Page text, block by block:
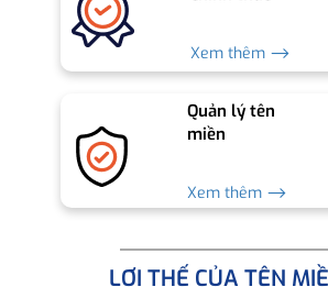
Xem thêm ⟶
Quản lý tên
miền
Xem thêm ⟶
LỢI THẾ CỦA TÊN